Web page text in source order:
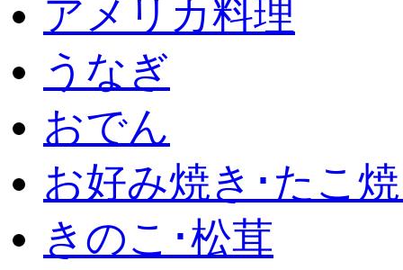
アメリカ料理
うなぎ
おでん
お好み焼き･たこ
きのこ･松茸